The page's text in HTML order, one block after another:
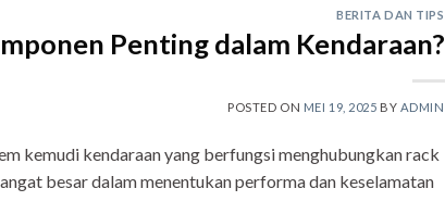
BERITA DAN TIPS
Penting dalam Kendaraan?
POSTED ON MEI 19, 2025 BY ADMIN
kemudi kendaraan yang berfungsi menghubungkan rack
besar dalam menentukan performa dan keselamatan